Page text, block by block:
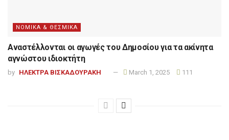
ΝΟΜΙΚΑ & ΘΕΣΜΙΚΑ
Αναστέλλονται οι αγωγές του Δημοσίου για τα ακίνητα
αγνώστου ιδιοκτήτη
by ΗΛΕΚΤΡΑ ΒΙΣΚΑΔΟΥΡΑΚΗ March 1, 2025 111